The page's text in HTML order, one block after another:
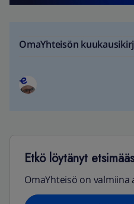
OmaYhteisön
Etkö löytänyt
OmaYhteisö on valmiina